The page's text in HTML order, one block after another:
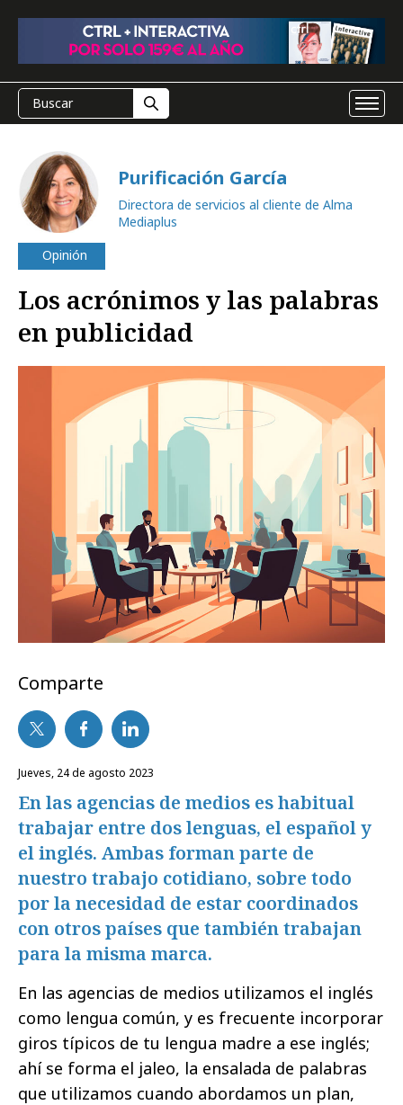
Purificación García
Directora de servicios al cliente de Alma
Mediaplus
Opinión
Los acrónimos y las palabras
en publicidad
Comparte
jueves, 24 de agosto 2023
En las agencias de medios es habitual
trabajar entre dos lenguas, el español y
el inglés. Ambas forman parte de
nuestro trabajo cotidiano, sobre todo
por la necesidad de estar coordinados
con otros países que también trabajan
para la misma marca.
En las agencias de medios utilizamos el inglés
como lengua común, y es frecuente incorporar
giros típicos de tu lengua madre a ese inglés;
ahí se forma el jaleo, la ensalada de palabras
que utilizamos cuando abordamos un plan,